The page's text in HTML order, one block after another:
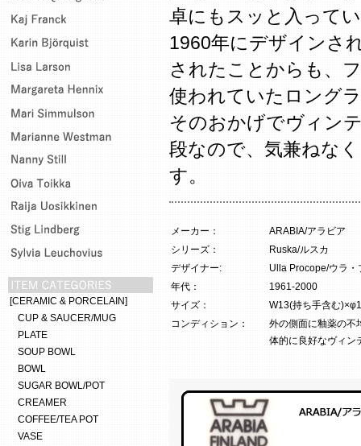
卓にもスッと入って
1960年にデザインさ
されたことからも、
使われていたロング
そのおかげでヴィン
段なので、気兼ねな
す。
メーカー：
ARABIA/アラビア
シリーズ：
Ruska/ルスカ
デザイナー:
Ulla Procope/ウラ・
年代：
1961-2000
サイズ：
W13(持ち手含む
コンディション：
外の側面に釉薬の不
体的に良好なヴィン
[CERAMIC & PORCELAIN]
CUP & SAUCER/MUG
PLATE
SOUP BOWL
BOWL
SUGAR BOWL/POT
CREAMER
COFFEE/TEA POT
VASE